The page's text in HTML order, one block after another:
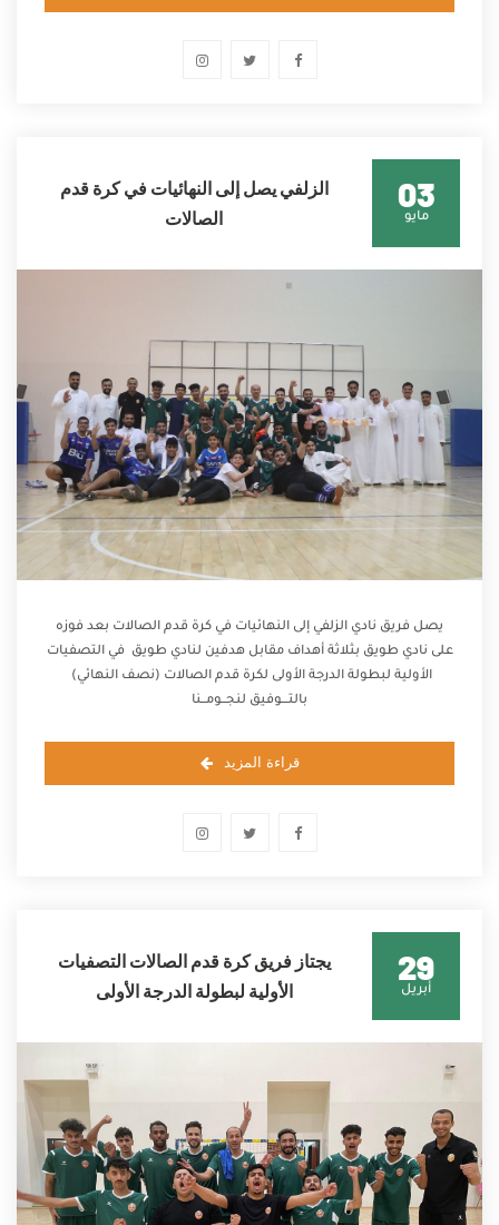
03
مايو
الزلفي يصل إلى النهائيات في كرة قدم
الصالات
يصل فريق نادي الزلفي إلى النهائيات في كرة قدم الصالات بعد فوزه
على نادي طويق بثلاثة أهداف مقابل هدفين لنادي طويق في التصفيات
الأولية لبطولة الدرجة الأولى لكرة قدم الصالات (نصف النهائي)
بالتـــوفيق لنجــومــنا
قراءة المزيد
29
أبريل
يجتاز فريق كرة قدم الصالات التصفيات
الأولية لبطولة الدرجة الأولى